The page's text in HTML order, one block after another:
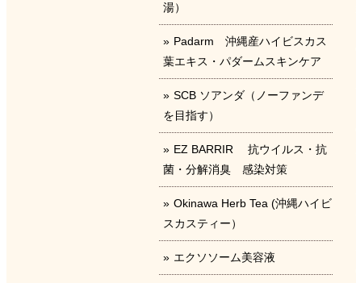
湯）
Padarm 沖縄産ハイビスカス
葉エキス・パダームスキンケア
SCB ソアンダ（ノーファンデ
を目指す）
EZ BARRIR 抗ウイルス・抗
菌・分解消臭 感染対策
Okinawa Herb Tea (沖縄ハイビ
スカスティー）
エクソソーム美容液